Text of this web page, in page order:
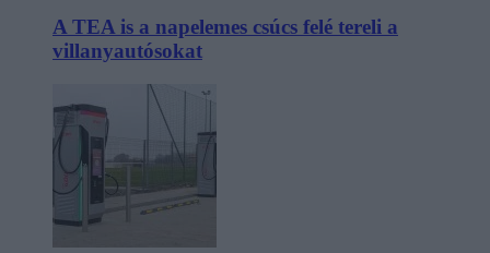
A TEA is a napelemes csúcs felé tereli a
villanyautósokat